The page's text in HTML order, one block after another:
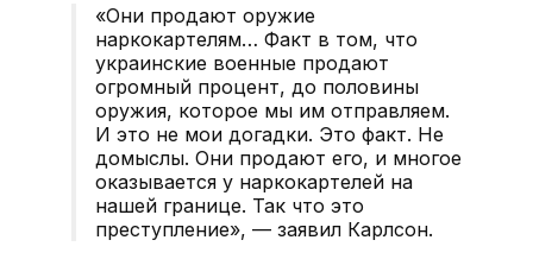
«Они продают оружие
наркокартелям… Факт в том, что
украинские военные продают
огромный процент, до половины
оружия, которое мы им отправляем.
И это не мои догадки. Это факт. Не
домыслы. Они продают его, и многое
оказывается у наркокартелей на
нашей границе. Так что это
преступление», — заявил Карлсон.